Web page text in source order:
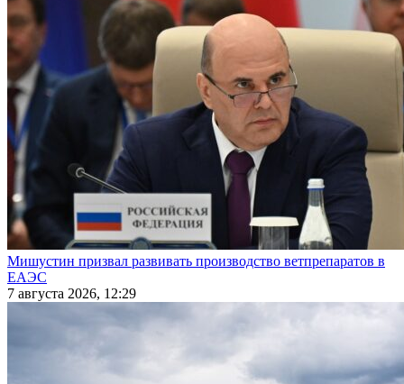
Мишустин призвал развивать производство ветпрепаратов в
ЕАЭС
7 августа 2026, 12:29